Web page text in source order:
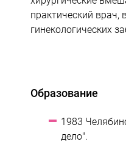
практический
гинекологических
Образование
1983
дело".